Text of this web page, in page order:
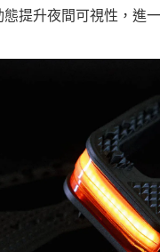
提升夜間可視性，進